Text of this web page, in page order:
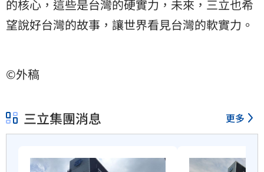
的核心，這些是台灣的硬實力，未來，三立也希
望說好台灣的故事，讓世界看見台灣的軟實力。
©外稿
三立集團消息 更多